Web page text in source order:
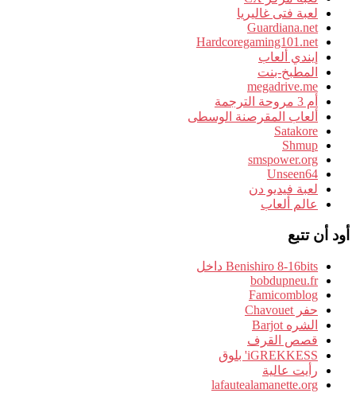
لعبة فتى غاليريا
Guardiana.net
Hardcoregaming101.net
إيندي ألعاب
المطبخ-بنت
megadrive.me
أم 3 مروحة الترجمة
ألعاب المقرصنة الوسطى
Satakore
Shmup
smspower.org
Unseen64
لعبة فيديو دن
عالم ألعاب
أود أن تتبع
Benishiro 8-16bits داخل
bobdupneu.fr
Famicomblog
حفر Chavouet
الشره Barjot
قصص القرف
iGREKKESS' بلوق
رأيت عالية
lafautealamanette.org